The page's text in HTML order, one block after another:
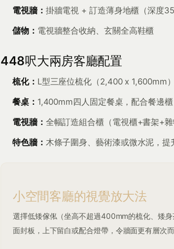
電視牆： 掛牆電視 + 訂造薄身地櫃（深度
儲物： 電視牆整合收納、玄關全高鞋櫃
448呎大兩房客廳配置
梳化： L型三座位梳化（2,400 x 1,600mm
餐桌： 1,400mm四人固定餐桌，配合餐邊櫃
電視牆： 全幅訂造組合櫃（電視櫃+書架+雜
特色牆： 木條子圍身、藝術漆或微水泥，提
小空間客廳的視覺放大法
選擇低矮傢俬（坐高不超過400mm的梳化、矮
面封板，上下留白或配合燈帶，令牆面更有層次而